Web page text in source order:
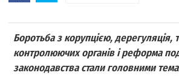
Боротьба з корупцією, дерегуляція,
контролюючих органів і реформа
законодавства стали головними